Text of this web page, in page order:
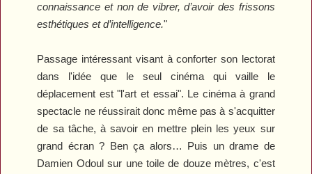
connaissance et non de vibrer, d’avoir des frissons
esthétiques et d’intelligence."
Passage intéressant visant à conforter son lectorat
dans l'idée que le seul cinéma qui vaille le
déplacement est "l'art et essai". Le cinéma à grand
spectacle ne réussirait donc même pas à s'acquitter
de sa tâche, à savoir en mettre plein les yeux sur
grand écran ? Ben ça alors… Puis un drame de
Damien Odoul sur une toile de douze mètres, c'est